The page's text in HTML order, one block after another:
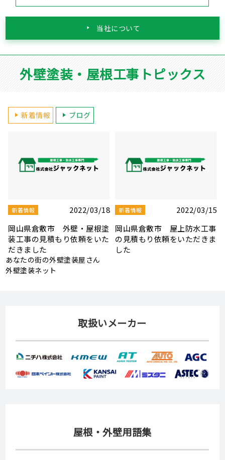
当社について
外壁塗装・屋根工事トピックス
新着情報 ブログ
新着情報
2022/03/10
岡山県岡山市 雨漏り修理の
見積もり依頼をいただきまし
た
新着情報
2022/03/08
岡山県岡山市 屋根板金・シ
ーリング補修工事の見積もり
依頼をいただきました
あなたの街の外壁塗装屋さん
外壁塗装ネット
取扱いメーカー
屋根・外壁用語集